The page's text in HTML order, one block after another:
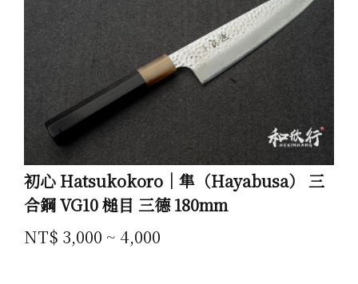
初心 Hatsukokoro｜隼（Hayabusa） 三
合鋼 VG10 槌目 三德 180mm
NT$ 3,000 ~ 4,000